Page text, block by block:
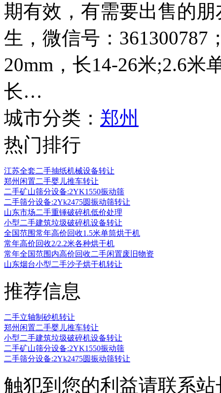
期有效，有需要出售的朋
生，微信号：361300787
20mm，长14-26米;2.6米
长…
城市分类： 郑州
热门排行
江苏全套二手抽纸机械设备转让
郑州闲置二手婴儿推车转让
二手矿山筛分设备:2YK1550振动筛
二手筛分设备:2Yk2475圆振动筛转让
山东市场二手重锤破碎机低价处理
小型二手建筑垃圾破碎机设备转让
全国范围常年高价回收1.5米单筒烘干机
常年高价回收2/2.2米各种烘干机
常年全国范围内高价回收二手闲置废旧物资
山东烟台小型二手沙子烘干机转让
推荐信息
二手立轴制砂机转让
郑州闲置二手婴儿推车转让
小型二手建筑垃圾破碎机设备转让
二手矿山筛分设备:2YK1550振动筛
二手筛分设备:2Yk2475圆振动筛转让
触犯到您的利益请联系